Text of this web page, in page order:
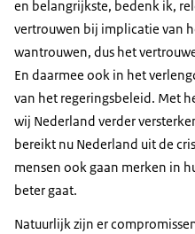
en belangrijkste, bedenk ik,
vertrouwen bij implicatie van
wantrouwen, dus het
En daarmee ook in het
van het regeringsbeleid. Met
wij Nederland verder
bereikt nu Nederland uit de
mensen ook gaan merken in
beter gaat.
Natuurlijk zijn er